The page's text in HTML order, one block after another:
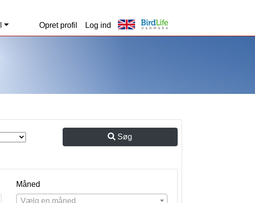
Opret profil Log ind
Søg
Måned
Vælg en måned